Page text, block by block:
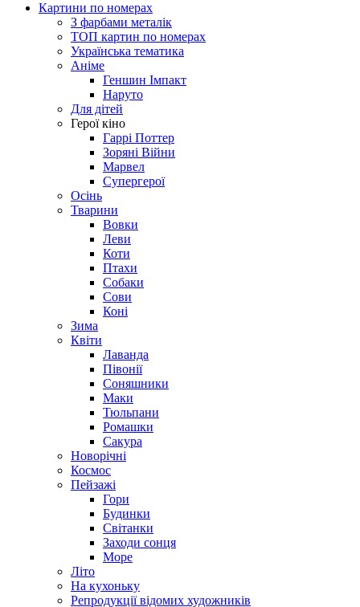
Картини по номерах
З фарбами металік
ТОП картин по номерах
Українська тематика
Аніме
Геншин Імпакт
Наруто
Для дітей
Герої кіно
Гаррі Поттер
Зоряні Війни
Марвел
Супергерої
Осінь
Тварини
Вовки
Леви
Коти
Птахи
Собаки
Сови
Коні
Зима
Квіти
Лаванда
Півонії
Соняшники
Маки
Тюльпани
Ромашки
Сакура
Новорічні
Космос
Пейзажі
Гори
Будинки
Світанки
Заходи сонця
Море
Літо
На кухоньку
Репродукції відомих художників